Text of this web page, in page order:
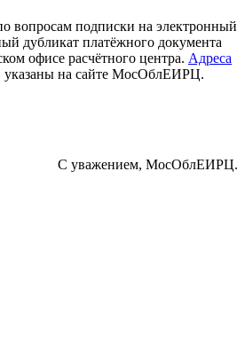
вопросам подписки на электронный
дубликат платёжного документа
офисе расчётного центра. Адреса
указаны на сайте МосОблЕИРЦ.
С уважением, МосОблЕИРЦ.